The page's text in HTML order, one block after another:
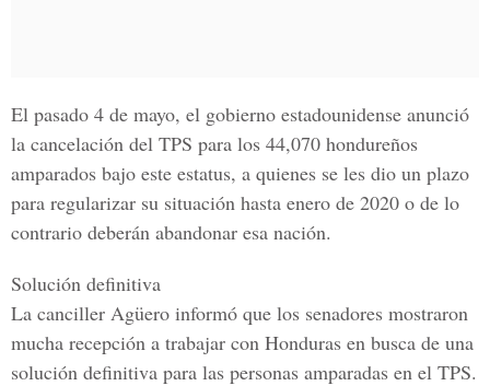
El pasado 4 de mayo, el gobierno estadounidense anunció
la cancelación del TPS para los 44,070 hondureños
amparados bajo este estatus, a quienes se les dio un plazo
para regularizar su situación hasta enero de 2020 o de lo
contrario deberán abandonar esa nación.
Solución definitiva
La canciller Agüero informó que los senadores mostraron
mucha recepción a trabajar con Honduras en busca de una
solución definitiva para las personas amparadas en el TPS.